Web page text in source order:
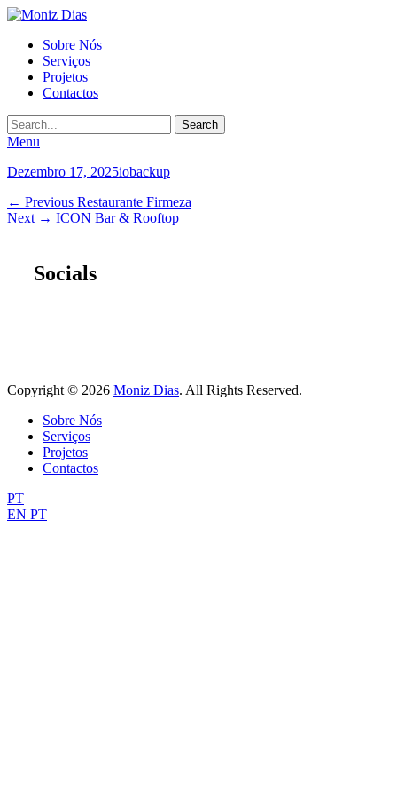
Moniz
Dias
Primary
Menu
Sobre Nós
Serviços
Projetos
Contactos
Search
Menu
Posted
Dezembro 17, 2025Author
iobackup
Navegação
de
← Previous Previous
post:
Restaurante Firmeza
Next → Next
ICON Bar & Rooftop
Socials
Copyright © 2026 Moniz Dias. All Rights Reserved.
Sobre Nós
Serviços
Projetos
Contactos
PT
EN PT